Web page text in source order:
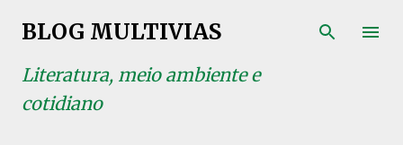
Pular para o conteúdo principal
BLOG MULTIVIAS
Literatura, meio ambiente e
cotidiano